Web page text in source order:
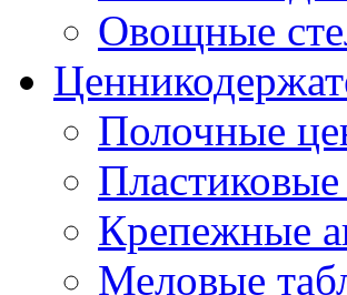
Овощные
Полочные
Крепежные
Меловые